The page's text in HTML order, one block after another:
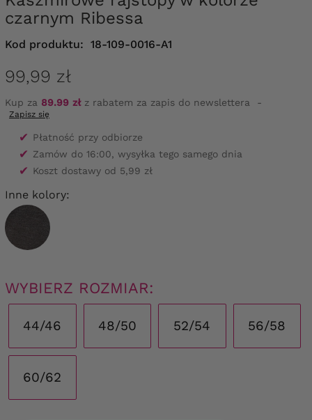
czarnym Ribessa
Kod produktu: 18-109-0016-A1
99,99 zł
Kup za 89.99 złz rabatem za zapis do newslettera -
Zapisz się
✔ Płatność przy odbiorze
✔ Zamów do 16:00, wysyłka tego samego dnia
✔ Koszt dostawy od 5,99 zł
Inne kolory:
WYBIERZ ROZMIAR:
44/46 48/50 52/54 56/58
60/62